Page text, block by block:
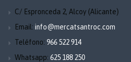
C/ Espronceda 2, Alcoy (Alicante)
Email: info@mercatsantroc.com
Teléfono: 966 522 914
Whatsapp: 625 188 250